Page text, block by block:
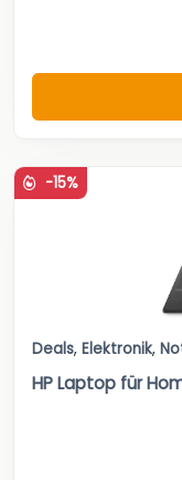
-15%
Deals, Elektronik,
HP Laptop für